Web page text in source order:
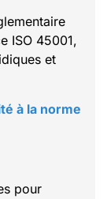
ISO 45001,
et
à la norme
pour